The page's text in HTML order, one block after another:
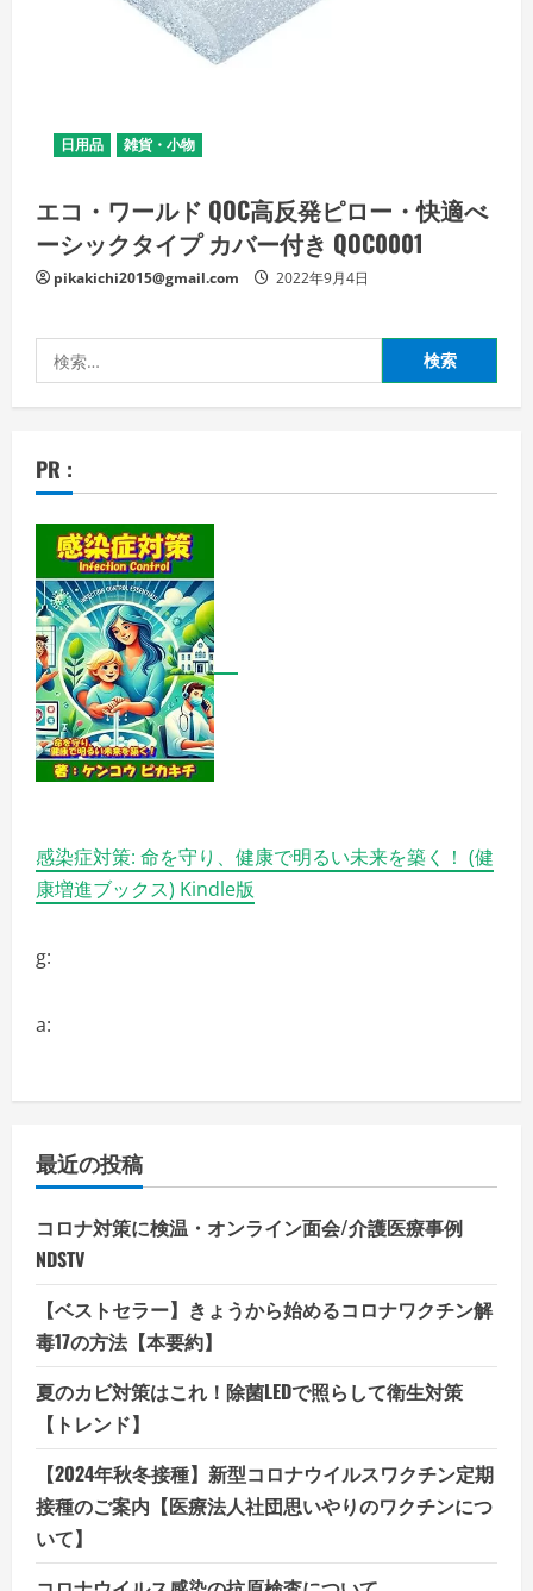
日用品 雑貨・小物
エコ・ワールド QOC高反発ピロー・快適べ
ーシックタイプ カバー付き QOC0001
pikakichi2015@gmail.com 2022年9月4日
索:
PR :
感染症対策: 命を守り、健康で明るい未来を築く！ (健
康増進ブックス) Kindle版
g:
a:
最近の投稿
コロナ対策に検温・オンライン面会/介護医療事例
NDSTV
【ベストセラー】きょうから始めるコロナワクチン解
毒17の方法【本要約】
夏のカビ対策はこれ！除菌LEDで照らして衛生対策
【トレンド】
【2024年秋冬接種】新型コロナウイルスワクチン定期
接種のご案内【医療法人社団思いやりのワクチンにつ
いて】